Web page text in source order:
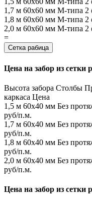
1,7 м 60х60 мм М-типа 2
1,8 м 60х60 мм М-типа 2
2,0 м 60х60 мм М-типа 2
=
Сетка рабица
Цена на забор из сетки
Высота забора Столбы
каркаса Цена
1,5 м 60х40 мм Без
руб/п.м.
1,7 м 60х40 мм Без
руб/п.м.
1,8 м 60х40 мм Без
руб/п.м.
2,0 м 60х40 мм Без
руб/п.м.
Цена на забор из сетки